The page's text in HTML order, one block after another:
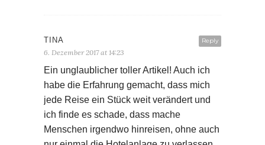
Reply
TINA
6. Dezember 2017 at 14:23
Ein unglaublicher toller Artikel! Auch ich
habe die Erfahrung gemacht, dass mich
jede Reise ein Stück weit verändert und
ich finde es schade, dass mache
Menschen irgendwo hinreisen, ohne auch